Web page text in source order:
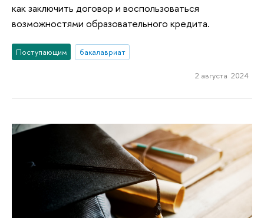
как заключить договор и воспользоваться
возможностями образовательного кредита.
Поступающим бакалавриат
2 августа 2024